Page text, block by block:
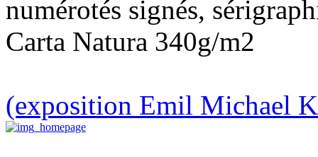
numérotés signés,
Carta Natura 340g/m2
(exposition Emil Michael